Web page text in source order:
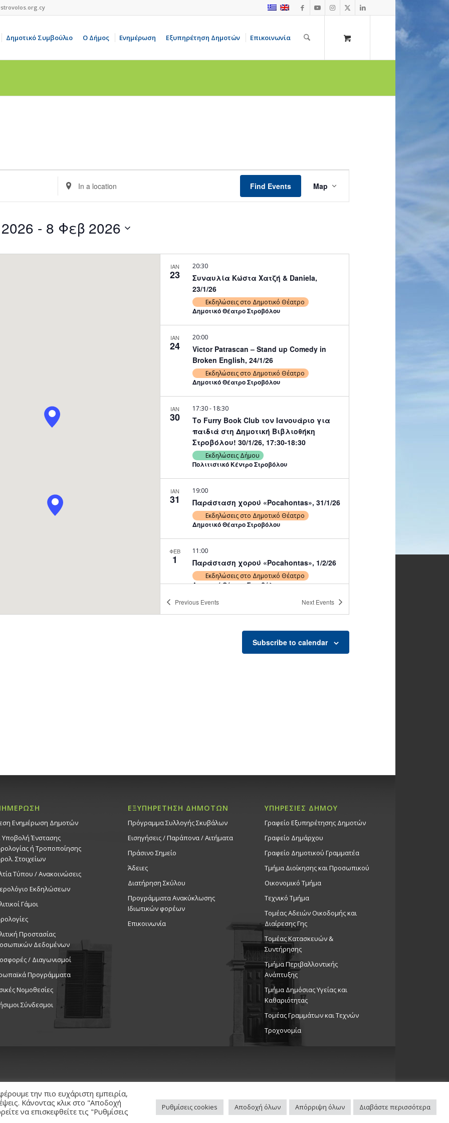
Δημοτικό Συμβούλιο Ο Δήμος Ενημέρωση Εξυπηρέτηση Δημοτών Επικοινωνία
Enter
Location.
Search
Events
by
Find Events
Views
Map
- 8 Φεβ 2026
ΙΑΝ
23
Συναυλία Κώστα Χατζή & Daniela,
23/1/26
20:30
Εκδηλώσεις στο Δημοτικό Θέατρο
Δημοτικό Θέατρο Στροβόλου
ΙΑΝ
24
Victor Patrascan – Stand up Comedy in
Broken English, 24/1/26
20:00
Εκδηλώσεις στο Δημοτικό Θέατρο
Δημοτικό Θέατρο Στροβόλου
ΙΑΝ
30
Το Furry Book Club τον Ιανουάριο για
παιδιά στη Δημοτική Βιβλιοθήκη
Στροβόλου! 30/1/26, 17:30-18:30
17:30- 18:30
Εκδηλώσεις Δήμου
Πολιτιστικό Κέντρο Στροβόλου
ΙΑΝ
31 Παράσταση χορού «Pocahontas», 31/1/26
19:00
Εκδηλώσεις στο Δημοτικό Θέατρο
Δημοτικό Θέατρο Στροβόλου
ΦΕΒ
1 Παράσταση χορού «Pocahontas», 1/2/26
11:00
Εκδηλώσεις στο Δημοτικό Θέατρο
Δημοτικό Θέατρο Στροβόλου
Δημοτικό Θέατρο Στροβόλου
Πάρκου «Άντης Χατζηκωστής», 5/2/26,
Λεωφ. Αρχαγγέλου
Εκδηλώσεις Δήμου
ΦΕΒ
Παράσταση χορού «SWAN LAKE», 8/2/26
Εκδηλώσεις στο Δημοτικό Θέατρο
Previous Events Next Events
Subscribe to calendar
Ενημέρωση Δημοτών
Υποβολή Ένστασης
ή Τροποποίησης
Στοιχείων
Τύπου / Ανακοινώσεις
Εκδηλώσεων
Γάμοι
Προστασίας
Δεδομένων
/ Διαγωνισμοί
Προγράμματα
Νομοθεσίες
Σύνδεσμοι
ΕΞΥΠΗΡΕΤΗΣΗ ΔΗΜΟΤΩΝ
Πρόγραμμα Συλλογής Σκυβάλων
Εισηγήσεις / Παράπονα / Αιτήματα
Πράσινο Σημείο
Άδειες
Διατήρηση Σκύλου
Προγράμματα Ανακύκλωσης
Ιδιωτικών φορέων
Επικοινωνία
ΥΠΗΡΕΣΙΕΣ ΔΗΜΟΥ
Γραφείο Εξυπηρέτησης Δημοτών
Γραφείο Δημάρχου
Γραφείο Δημοτικού Γραμματέα
Τμήμα Διοίκησης και Προσωπικού
Οικονομικό Τμήμα
Τεχνικό Τμήμα
Τομέας Αδειών Οικοδομής και
Διαίρεσης Γης
Τομέας Κατασκευών &
Συντήρησης
Τμήμα Περιβαλλοντικής
Ανάπτυξης
Tμήμα Δημόσιας Υγείας και
Καθαριότητας
Τομέας Γραμμάτων και Τεχνών
Τροχονομία
/ Powered by
την πιο ευχάριστη εμπειρία,
Κάνοντας κλικ στο "Αποδοχή
να επισκεφθείτε τις "Ρυθμίσεις
Ρυθμίσεις cookies Αποδοχή όλων Απόρριψη όλων Διαβάστε περισσότερα